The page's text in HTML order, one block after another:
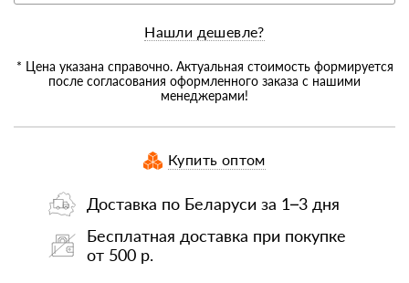
Нашли дешевле?
* Цена указана справочно. Актуальная стоимость формируется
после согласования оформленного заказа с нашими
менеджерами!
Купить оптом
Доставка по Беларуси за 1–3 дня
Бесплатная доставка при покупке
от 500 р.